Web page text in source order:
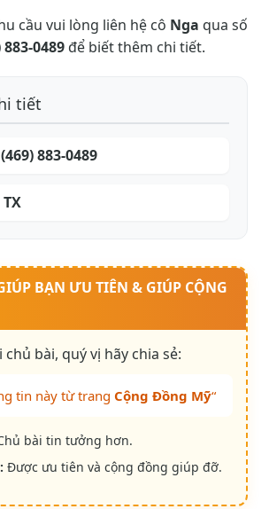
cầu vui lòng liên hệ cô Nga qua số
883-0489 để biết thêm chi tiết.
tiết
(469) 883-0489
TX
BẠN ƯU TIÊN & GIÚP CỘNG
chủ bài, quý vị hãy chia sẻ:
tin này từ trang Cộng Đồng Mỹ“
bài tin tưởng hơn.
Được ưu tiên và cộng đồng giúp đỡ.